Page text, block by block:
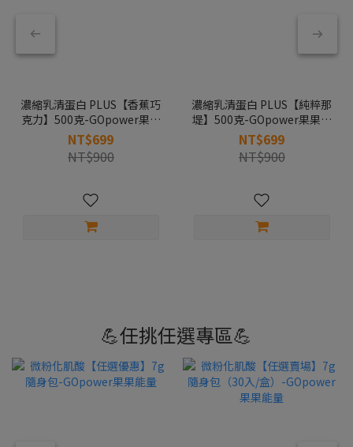
濃縮乳清蛋白 PLUS【香蕉巧
克力】500克-GOpower果果
能量
NT$699
NT$900
濃縮乳清蛋白 PLUS【純粹那
堤】500克-GOpower果果能
量
NT$699
NT$900
💪任挑任選專區💪